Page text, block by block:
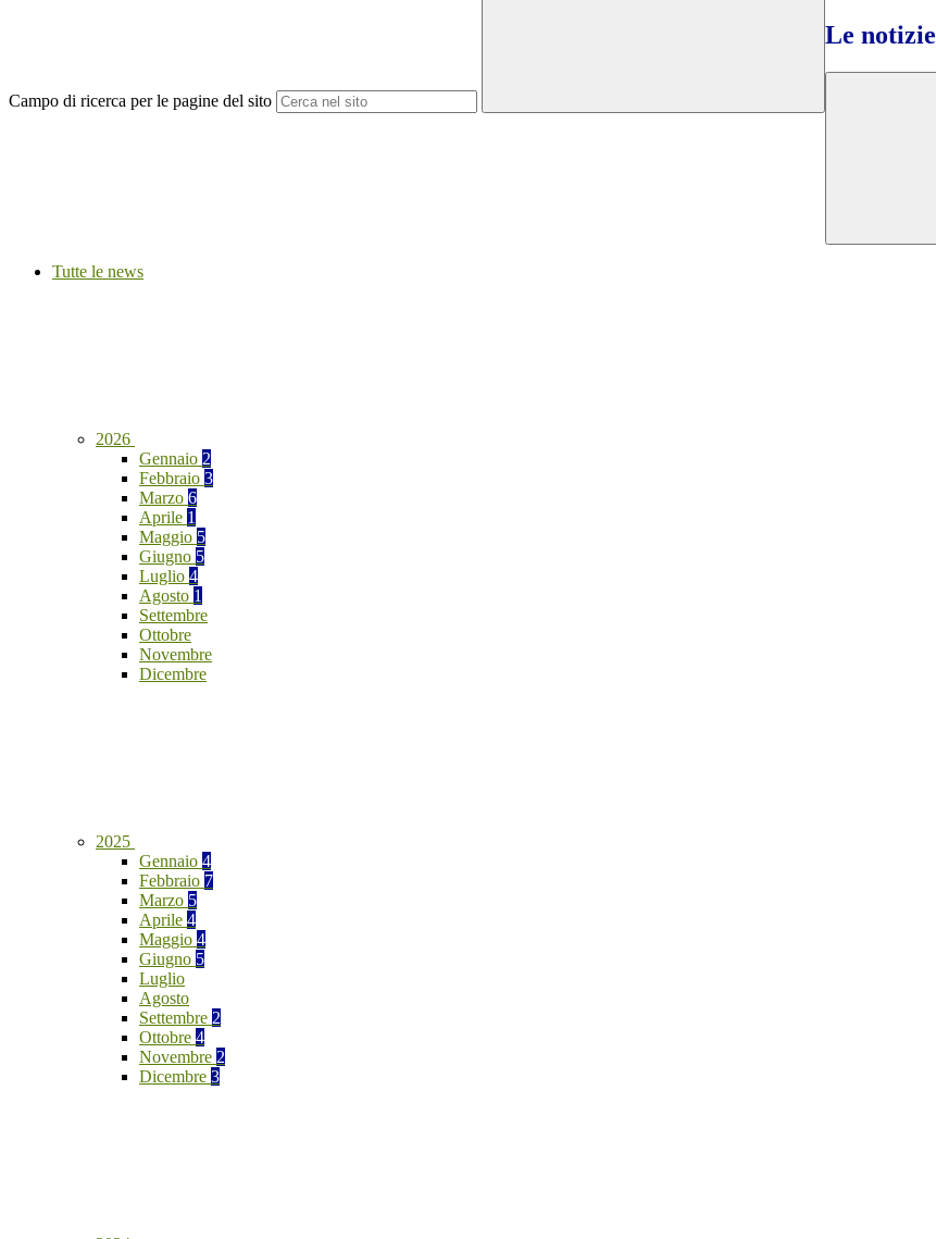
Campo di ricerca per le pagine del sito
Le notizie
Tutte le news
2026
Gennaio 2
Febbraio 3
Marzo 6
Aprile 1
Maggio 5
Giugno 5
Luglio 4
Agosto 1
Settembre
Ottobre
Novembre
Dicembre
2025
Gennaio 4
Febbraio 7
Marzo 5
Aprile 4
Maggio 4
Giugno 5
Luglio
Agosto
Settembre 2
Ottobre 4
Novembre 2
Dicembre 3